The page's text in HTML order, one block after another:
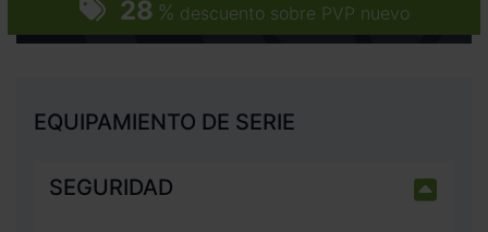
28 % descuento sobre PVP nuevo
EQUIPAMIENTO DE SERIE
SEGURIDAD